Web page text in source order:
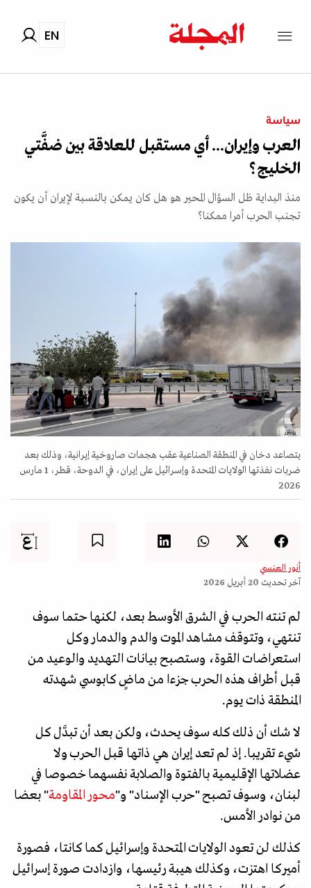
EN
سياسة
العرب وإيران... أي مستقبل للعلاقة بين ضفَّتي
الخليج؟
منذ البداية ظل السؤال المحير هو هل كان يمكن بالنسبة لإيران أن يكون
تجنب الحرب أمرا ممكنا؟
رويترز
يتصاعد دخان في المنطقة الصناعية عقب هجمات صاروخية إيرانية، وذلك بعد
ضربات نفذتها الولايات المتحدة وإسرائيل على إيران، في الدوحة، قطر، 1 مارس
2026
أنور العنسي
آخر تحديث 20 أبريل 2026
لم تنته الحرب في الشرق الأوسط بعد، لكنها حتما سوف
تنتهي، وتتوقف مشاهد الموت والدم والدمار وكل
استعراضات القوة، وستصبح بيانات التهديد والوعيد من
قبل أطراف هذه الحرب جزءا من ماضٍ كابوسي شهدته
المنطقة ذات يوم.
لا شك أن ذلك كله سوف يحدث، ولكن بعد أن تبدَّل كل
شيء تقريبا. إذ لم تعد إيران هي ذاتها قبل الحرب ولا
عضلاتها الإقليمية بالفتوة والصلابة نفسهما خصوصا في
لبنان، وسوف تصبح "حرب الإسناد" و"محور المقاومة" بعضا
من نوادر الأمس.
كذلك لن تعود الولايات المتحدة وإسرائيل كما كانتا، فصورة
أميركا اهتزت، وكذلك هيبة رئيسها، وازدادت صورة إسرائيل